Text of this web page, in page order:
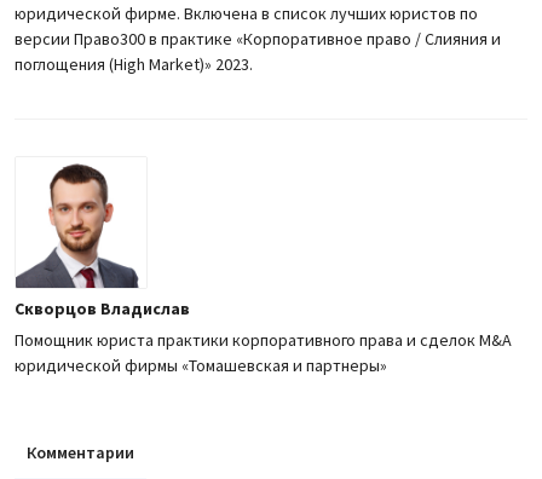
юридической фирме. Включена в список лучших юристов по
версии Право300 в практике «Корпоративное право / Слияния и
поглощения (High Market)» 2023.
Скворцов Владислав
Помощник юриста практики корпоративного права и сделок M&A
юридической фирмы «Томашевская и партнеры»
Комментарии